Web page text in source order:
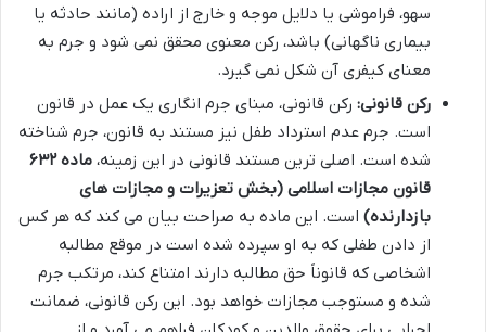
سهو، فراموشی یا دلایل موجه و خارج از اراده (مانند حادثه یا
بیماری ناگهانی) باشد، رکن معنوی محقق نمی شود و جرم به
معنای کیفری آن شکل نمی گیرد.
رکن قانونی: رکن قانونی، مبنای جرم انگاری یک عمل در قانون
است. جرم عدم استرداد طفل نیز مستند به قانون، جرم شناخته
شده است. اصلی ترین مستند قانونی در این زمینه،
ماده ۶۳۲
قانون مجازات اسلامی (بخش تعزیرات و مجازات های
بازدارنده) است. این ماده به صراحت بیان می کند که هر کس
از دادن طفلی که به او سپرده شده است در موقع مطالبه
اشخاصی که قانوناً حق مطالبه دارند امتناع کند، مرتکب جرم
شده و مستوجب مجازات خواهد بود. این رکن قانونی، ضمانت